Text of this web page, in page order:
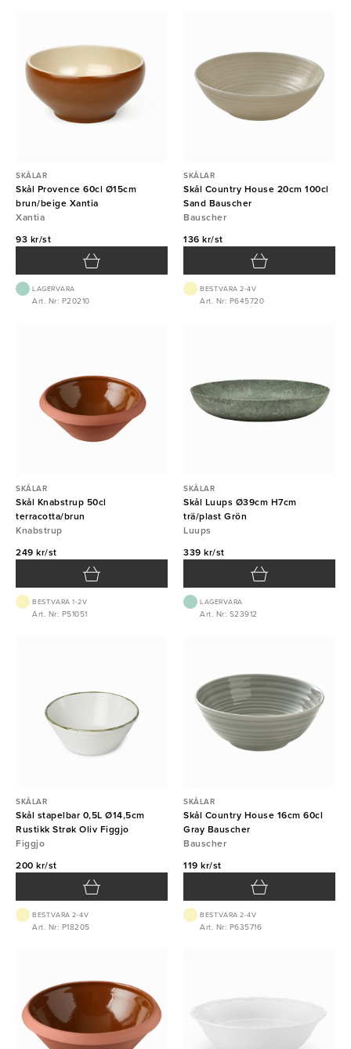
SKÅLAR
Skål Provence 60cl Ø15cm
brun/beige Xantia
Xantia
93 kr/st
LAGERVARA
Art. Nr: P20210
SKÅLAR
Skål Country House 20cm 100cl
Sand Bauscher
Bauscher
136 kr/st
BEST.VARA 2-4V
Art. Nr: P645720
SKÅLAR
Skål Knabstrup 50cl
terracotta/brun
Knabstrup
249 kr/st
BEST.VARA 1-2V
Art. Nr: P51051
SKÅLAR
Skål Luups Ø39cm H7cm
trä/plast Grön
Luups
339 kr/st
LAGERVARA
Art. Nr: S23912
SKÅLAR
Skål stapelbar 0,5L Ø14,5cm
Rustikk Strøk Oliv Figgjo
Figgjo
200 kr/st
BEST.VARA 2-4V
Art. Nr: P18205
SKÅLAR
Skål Country House 16cm 60cl
Gray Bauscher
Bauscher
119 kr/st
BEST.VARA 2-4V
Art. Nr: P635716